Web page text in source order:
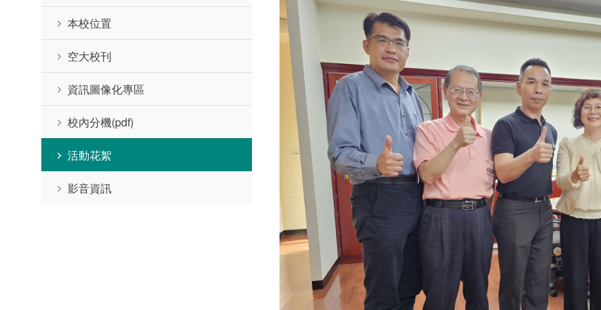
本校位置
空大校刊
資訊圖像化專區
校內分機(pdf)
活動花絮
影音資訊